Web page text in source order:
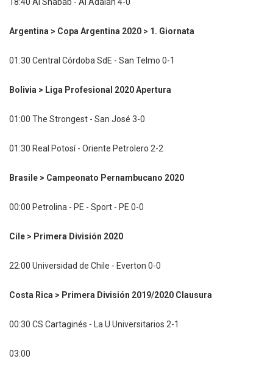
18:40 Al Shabab - Al Adalah 4-0
Argentina > Copa Argentina 2020 > 1. Giornata
01:30 Central Córdoba SdE - San Telmo 0-1
Bolivia > Liga Profesional 2020 Apertura
01:00 The Strongest - San José 3-0
01:30 Real Potosí - Oriente Petrolero 2-2
Brasile > Campeonato Pernambucano 2020
00:00 Petrolina - PE - Sport - PE 0-0
Cile > Primera División 2020
22:00 Universidad de Chile - Everton 0-0
Costa Rica > Primera División 2019/2020 Clausura
00:30 CS Cartaginés - La U Universitarios 2-1
03:00